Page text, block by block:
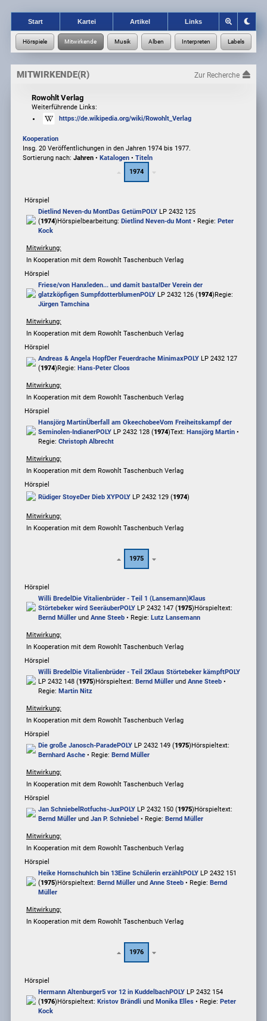
Start Kartei Artikel Links
MITWIRKENDE(R) Zur Recherche
Rowohlt Verlag
Weiterführende Links:
https://de.wikipedia.org/wiki/Rowohlt_Verlag
Kooperation
Insg. 20 Veröffentlichungen in den Jahren 1974 bis 1977.
Sortierung nach: Jahren• Katalogen• Titeln
1974
Hörspiel
Dietlind Neven-du MontDas Getüm POLYLP 2432 125
(1974) Hörspielbearbeitung: Dietlind Neven-du Mont• Regie: Peter
Kock
Mitwirkung:
In Kooperation mit dem Rowohlt Taschenbuch Verlag
Hörspiel
Friese/von Hanxleden... und damit basta!Der Verein der
glatzköpfigen SumpfdotterblumenPOLYLP 2432 126 (1974) Regie:
Jürgen Tamchina
Mitwirkung:
In Kooperation mit dem Rowohlt Taschenbuch Verlag
Hörspiel
Andreas & Angela HopfDer Feuerdrache MinimaxPOLYLP 2432 127
(1974) Regie: Hans-Peter Cloos
Mitwirkung:
In Kooperation mit dem Rowohlt Taschenbuch Verlag
Hörspiel
Hansjörg MartinÜberfall am OkeechobeeVom Freiheitskampf der
Seminolen-IndianerPOLYLP 2432 128 (1974)Text: Hansjörg Martin•
Regie: Christoph Albrecht
Mitwirkung:
In Kooperation mit dem Rowohlt Taschenbuch Verlag
Hörspiel
Rüdiger StoyeDer Dieb XYPOLYLP 2432 129 (1974)
Mitwirkung:
In Kooperation mit dem Rowohlt Taschenbuch Verlag
1975
Hörspiel
Willi Bredel Die Vitalienbrüder - Teil 1 (Lansemann)Klaus
Störtebeker wird SeeräuberPOLYLP 2432 147 (1975) Hörspieltext:
Bernd Müllerund Anne Steeb• Regie: Lutz Lansemann
Mitwirkung:
In Kooperation mit dem Rowohlt Taschenbuch Verlag
Hörspiel
Willi Bredel Die Vitalienbrüder - Teil 2Klaus Störtebeker kämpftPOLY
LP 2432 148 (1975) Hörspieltext: Bernd Müllerund Anne Steeb•
Regie: Martin Nitz
Mitwirkung:
In Kooperation mit dem Rowohlt Taschenbuch Verlag
Hörspiel
Die große Janosch-ParadePOLYLP 2432 149 (1975) Hörspieltext:
Bernhard Asche• Regie: Bernd Müller
Mitwirkung:
In Kooperation mit dem Rowohlt Taschenbuch Verlag
Hörspiel
Jan Schniebel Rotfuchs-JuxPOLYLP 2432 150 (1975) Hörspieltext:
Bernd Müllerund Jan P. Schniebel • Regie: Bernd Müller
Mitwirkung:
In Kooperation mit dem Rowohlt Taschenbuch Verlag
Hörspiel
Heike HornschuhIch bin 13Eine Schülerin erzähltPOLYLP 2432 151
(1975) Hörspieltext: Bernd Müllerund Anne Steeb• Regie: Bernd
Müller
Mitwirkung:
In Kooperation mit dem Rowohlt Taschenbuch Verlag
1976
Hörspiel
Hermann Altenburger5 vor 12 in KuddelbachPOLYLP 2432 154
(1976) Hörspieltext: Kristov Brändliund Monika Elles• Regie: Peter
Kock